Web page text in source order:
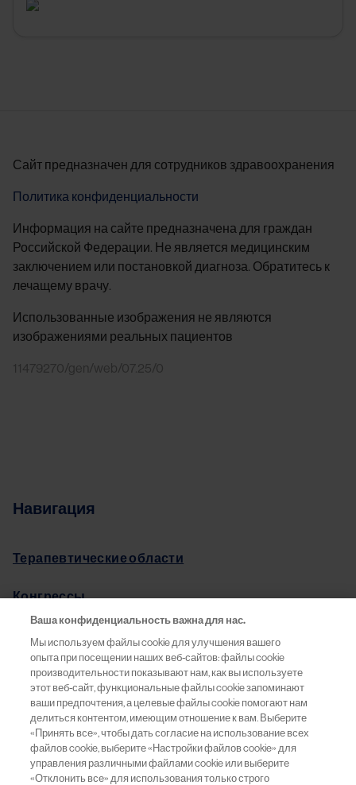
Сайт предназначен для сотрудников здравоохранения
Политика конфиденциальности
Информация на сайте предназначена для граждан
Российской Федерации. Не является медицинским
заключением или постановкой диагноза. Обратитесь к
лечащему врачу.
Использованные изображения не являются
изображениями реальных пациентов
11479270/gen/web/07.25/0
Навигация
Терапевтические области
Конгрессы
Информация о препаратах
Обратная связь
Ваша конфиденциальность важна для нас.
Мы используем файлы cookie для улучшения вашего
опыта при посещении наших веб-сайтов: файлы cookie
производительности показывают нам, как вы используете
этот веб-сайт, функциональные файлы cookie запоминают
ваши предпочтения, а целевые файлы cookie помогают нам
делиться контентом, имеющим отношение к вам. Выберите
«Принять все», чтобы дать согласие на использование всех
файлов cookie, выберите «Настройки файлов cookie» для
управления различными файлами cookie или выберите
«Отклонить все» для использования только строго